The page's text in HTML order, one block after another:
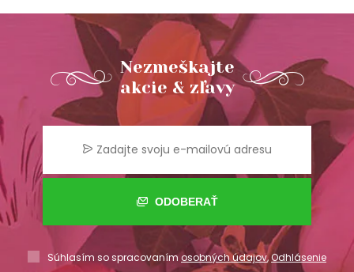
Nezmeškajte
akcie & zľavy
ODOBERAŤ
Súhlasím so spracovaním osobných údajov,Odhlásenie